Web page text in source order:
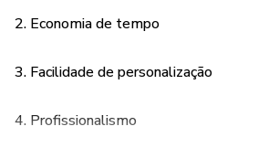
2. Economia de tempo
3. Facilidade de personalização
4. Profissionalismo